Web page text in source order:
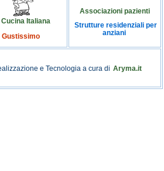
Cucina Italiana
Gustissimo
Associazioni pazienti
Strutture residenziali per
anziani
e Tecnologia a cura di Aryma.it